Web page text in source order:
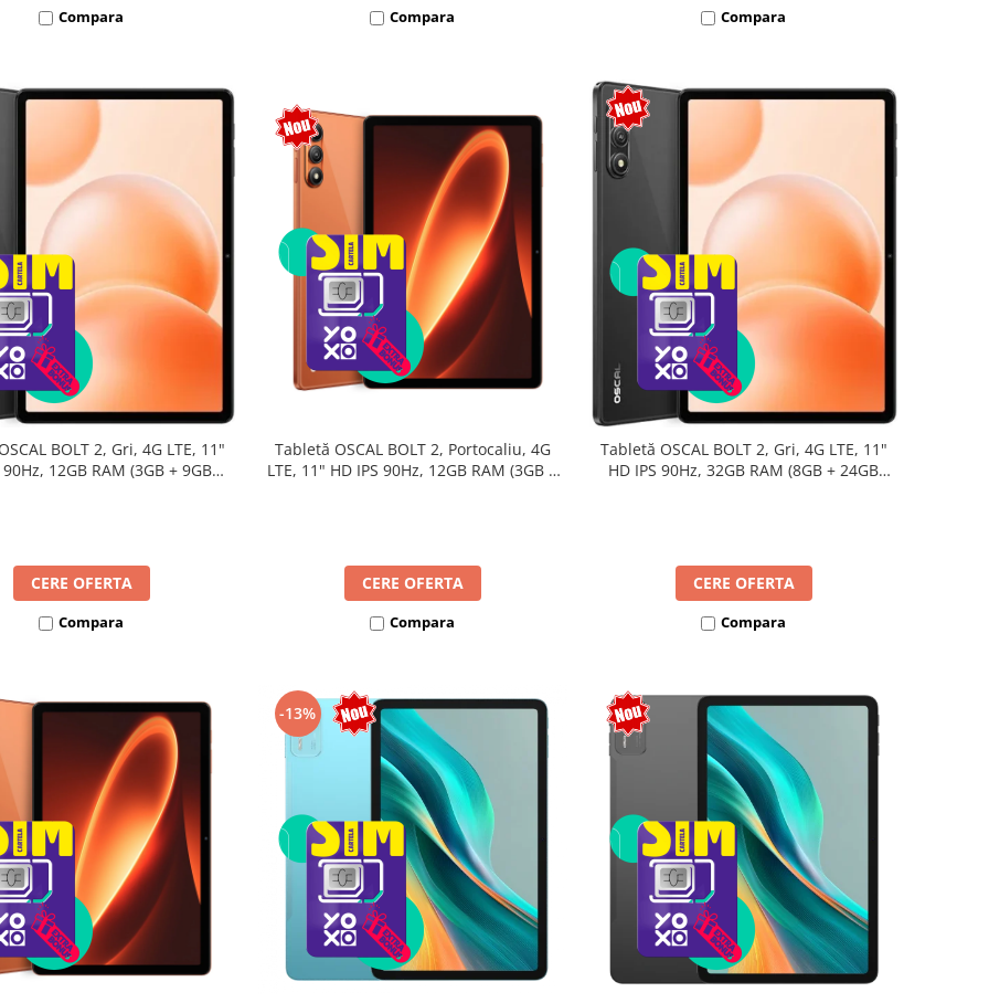
Compara Compara Compara
BOLT 2, Gri, 4G LTE, 11"
90Hz, 12GB RAM (3GB + 9GB
CERE OFERTA
Compara
Tabletă OSCAL BOLT 2, Portocaliu, 4G
LTE, 11" HD IPS 90Hz, 12GB RAM (3GB +
CERE OFERTA
Compara
Tabletă OSCAL BOLT 2, Gri, 4G LTE, 11"
HD IPS 90Hz, 32GB RAM (8GB + 24GB
CERE OFERTA
Compara
-13%